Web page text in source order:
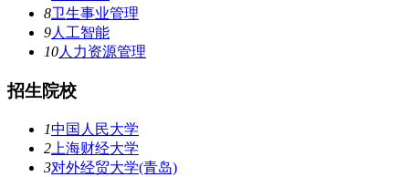
8卫生事业管理
9人工智能
10人力资源管理
招生院校
1中国人民大学
2 上海财经大学
3对外经贸大学(青岛)